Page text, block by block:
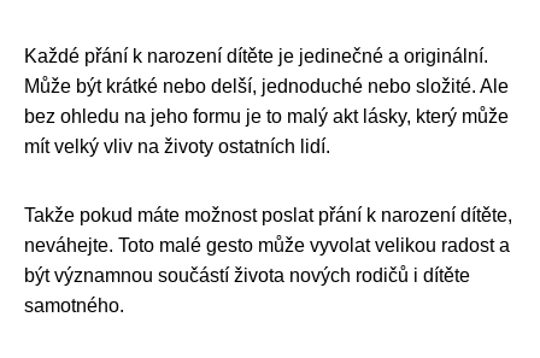
Každé přání k narození dítěte je jedinečné a originální.
Může být krátké nebo delší, jednoduché nebo složité. Ale
bez ohledu na jeho formu je to malý akt lásky, který může
mít velký vliv na životy ostatních lidí.
Takže pokud máte možnost poslat přání k narození dítěte,
neváhejte. Toto malé gesto může vyvolat velikou radost a
být významnou součástí života nových rodičů i dítěte
samotného.